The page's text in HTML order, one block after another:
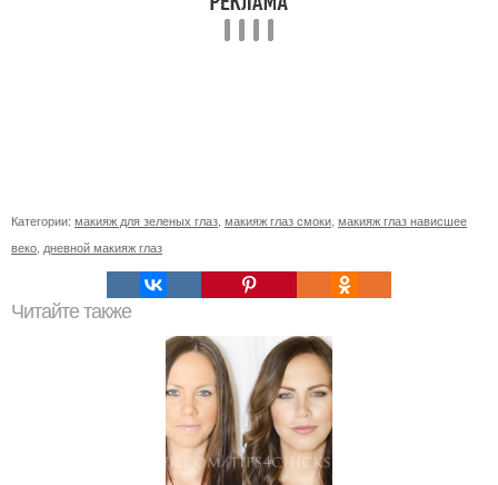
Категории: макияж для зеленых глаз макияж глаз смоки макияж глаз нависшее
веко дневной макияж глаз
Читайте также